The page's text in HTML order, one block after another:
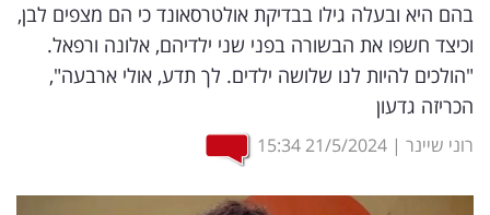
שיווק
ופרסום
משפט
ומחקרים
בהם היא ובעלה גילו בבדיקת אולטרסאונד כי הם מצפים לבן,
וכיצד חשפו את הבשורה בפני שני ילדיהם, אלונה ורפאל.
"הולכים להיות לנו שלושה ילדים. לך תדע, אולי ארבעה",
הכריזה גדעון
רוני שיינר |
21/5/2024
15:34